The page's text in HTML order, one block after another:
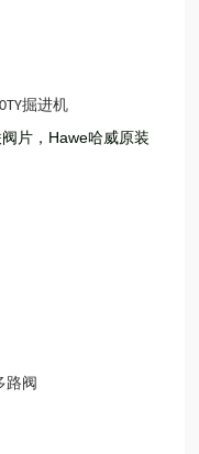
掘进机
片，Hawe哈威原装
路阀